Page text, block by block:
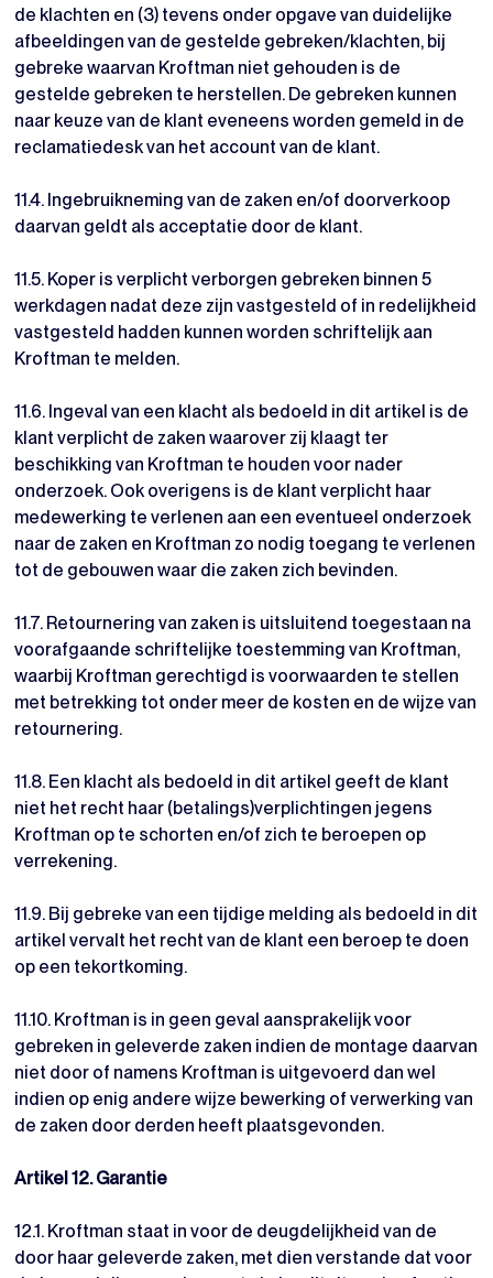
de klachten en (3) tevens onder opgave van duidelijke
afbeeldingen van de gestelde gebreken/klachten, bij
gebreke waarvan Kroftman niet gehouden is de
gestelde gebreken te herstellen. De gebreken kunnen
naar keuze van de klant eveneens worden gemeld in de
reclamatiedesk van het account van de klant.
11.4. Ingebruikneming van de zaken en/of doorverkoop
daarvan geldt als acceptatie door de klant.
11.5. Koper is verplicht verborgen gebreken binnen 5
werkdagen nadat deze zijn vastgesteld of in redelijkheid
vastgesteld hadden kunnen worden schriftelijk aan
Kroftman te melden.
11.6. Ingeval van een klacht als bedoeld in dit artikel is de
klant verplicht de zaken waarover zij klaagt ter
beschikking van Kroftman te houden voor nader
onderzoek. Ook overigens is de klant verplicht haar
medewerking te verlenen aan een eventueel onderzoek
naar de zaken en Kroftman zo nodig toegang te verlenen
tot de gebouwen waar die zaken zich bevinden.
11.7. Retournering van zaken is uitsluitend toegestaan na
voorafgaande schriftelijke toestemming van Kroftman,
waarbij Kroftman gerechtigd is voorwaarden te stellen
met betrekking tot onder meer de kosten en de wijze van
retournering.
11.8. Een klacht als bedoeld in dit artikel geeft de klant
niet het recht haar (betalings)verplichtingen jegens
Kroftman op te schorten en/of zich te beroepen op
verrekening.
11.9. Bij gebreke van een tijdige melding als bedoeld in dit
artikel vervalt het recht van de klant een beroep te doen
op een tekortkoming.
11.10. Kroftman is in geen geval aansprakelijk voor
gebreken in geleverde zaken indien de montage daarvan
niet door of namens Kroftman is uitgevoerd dan wel
indien op enig andere wijze bewerking of verwerking van
de zaken door derden heeft plaatsgevonden.
Artikel 12. Garantie
12.1. Kroftman staat in voor de deugdelijkheid van de
door haar geleverde zaken, met dien verstande dat voor